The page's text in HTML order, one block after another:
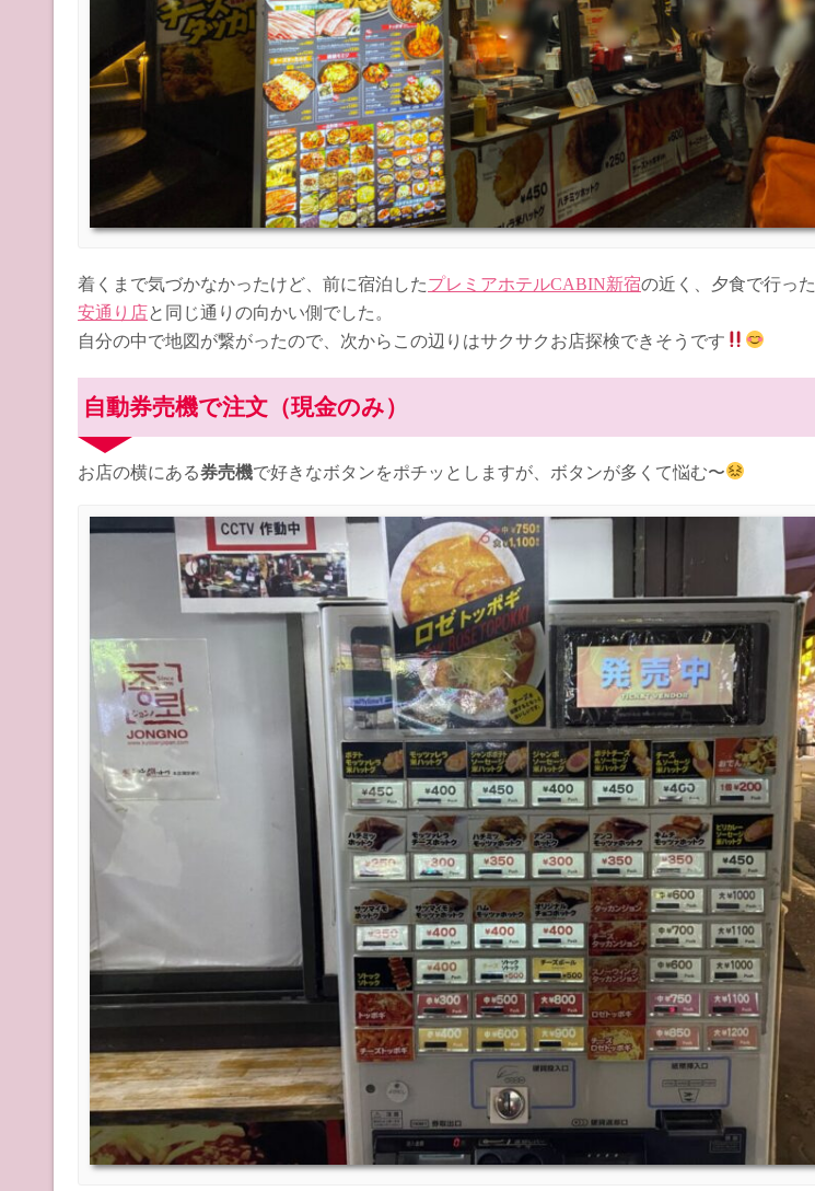
着くまで気づかなかったけど、前に宿泊したプレミアホテルCABIN新宿の近く、夕食で行った
安通り店と同じ通りの向かい側でした。
自分の中で地図が繋がったので、次からこの辺りはサクサクお店探検できそうです
自動券売機で注文（現金のみ）
お店の横にある券売機で好きなボタンをポチッとしますが、ボタンが多くて悩む〜